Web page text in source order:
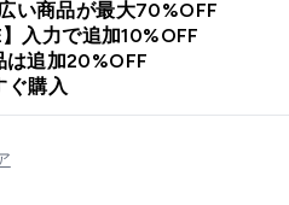
い商品が最大70%OFF
入力で追加10%OFF
は追加20%OFF
ぐ購入